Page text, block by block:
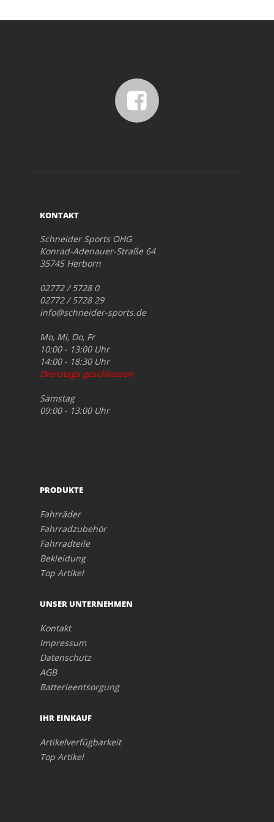
KONTAKT
Schneider Sports OHG
Konrad-Adenauer-Straße 64
35745 Herborn
02772 / 5728 0
02772 / 5728 29
info@schneider-sports.de
Mo, Mi, Do, Fr
10:00 - 13:00 Uhr
14:00 - 18:30 Uhr
Dienstags geschlossen
Samstag
09:00 - 13:00 Uhr
PRODUKTE
Fahrräder
Fahrradzubehör
Fahrradteile
Bekleidung
Top Artikel
UNSER UNTERNEHMEN
Kontakt
Impressum
Datenschutz
AGB
Batterieentsorgung
IHR EINKAUF
Artikelverfügbarkeit
Top Artikel